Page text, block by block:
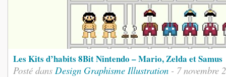
Les Kits d’habits 8Bit Nintendo – Mario, Zelda et Samus
Posté dans Design Graphisme Illustration - 7 novembre